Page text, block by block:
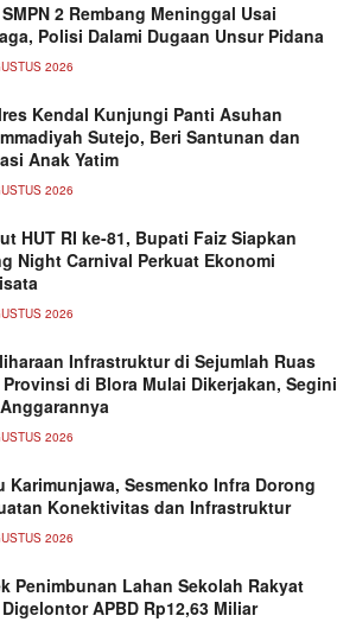
2 Rembang Meninggal Usai
Polisi Dalami Dugaan Unsur Pidana
2026
Kendal Kunjungi Panti Asuhan
Sutejo, Beri Santunan dan
Anak Yatim
2026
HUT RI ke-81, Bupati Faiz Siapkan
Night Carnival Perkuat Ekonomi
2026
Infrastruktur di Sejumlah Ruas
di Blora Mulai Dikerjakan, Segini
2026
Karimunjawa, Sesmenko Infra Dorong
Konektivitas dan Infrastruktur
2026
Penimbunan Lahan Sekolah Rakyat
APBD Rp12,63 Miliar